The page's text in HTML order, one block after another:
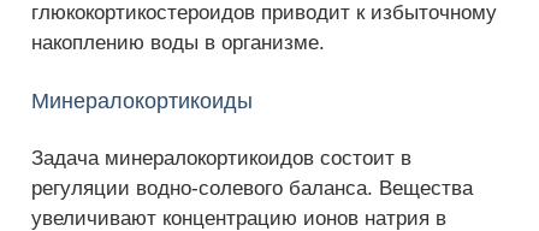
глюкокортикостероидов приводит к избыточному
накоплению воды в организме.
Минералокортикоиды
Задача минералокортикоидов состоит в
регуляции водно-солевого баланса. Вещества
увеличивают концентрацию ионов натрия в